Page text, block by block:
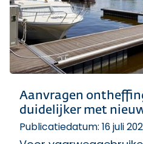
Aanvragen
duidelijker met
Publicatiedatum: 16 juli